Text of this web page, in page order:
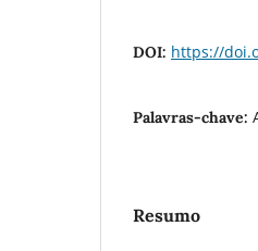
DOI: https://
Palavras-chave:
Resumo